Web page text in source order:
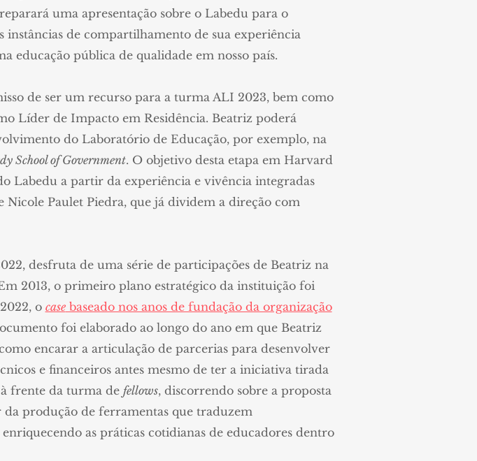
uma apresentação sobre o Labedu para o
de compartilhamento de sua experiência
educação pública de qualidade em nosso país.
de ser um recurso para a turma ALI 2023, bem como
Líder de Impacto em Residência. Beatriz poderá
do Laboratório de Educação, por exemplo, na
School of Government. O objetivo desta etapa em Harvard
Labedu a partir da experiência e vivência integradas
Paulet Piedra, que já dividem a direção com
desfruta de uma série de participações de Beatriz na
2013, o primeiro plano estratégico da instituição foi
o casebaseado nos anos de fundação da organização
foi elaborado ao longo do ano em que Beatriz
encarar a articulação de parcerias para desenvolver
e financeiros antes mesmo de ter a iniciativa tirada
frente da turma de fellows, discorrendo sobre a proposta
produção de ferramentas que traduzem
as práticas cotidianas de educadores dentro